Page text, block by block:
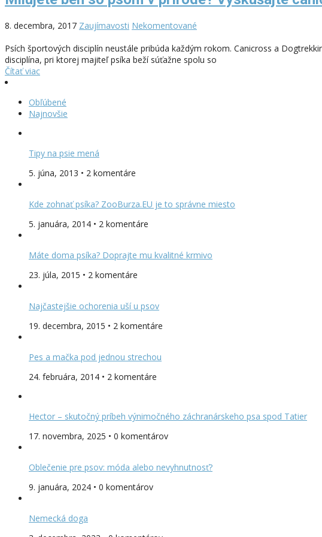
8. decembra, 2017 Zaujímavosti Nekomentované
Psích športových disciplín neustále pribúda každým rokom. Canicross a
disciplína, pri ktorej majiteľ psíka beží súťažne spolu so
Čítať viac
Obľúbené
Najnovšie
Tipy na psie mená
5. júna, 2013 • 2 komentáre
Kde zohnať psíka? ZooBurza.EU je to správne miesto
5. januára, 2014 • 2 komentáre
Máte doma psíka? Doprajte mu kvalitné krmivo
23. júla, 2015 • 2 komentáre
Najčastejšie ochorenia uší u psov
19. decembra, 2015 • 2 komentáre
Pes a mačka pod jednou strechou
24. februára, 2014 • 2 komentáre
Hector – skutočný príbeh výnimočného záchranárskeho psa spod Tatier
17. novembra, 2025 • 0 komentárov
Oblečenie pre psov: móda alebo nevyhnutnosť?
9. januára, 2024 • 0 komentárov
Nemecká doga